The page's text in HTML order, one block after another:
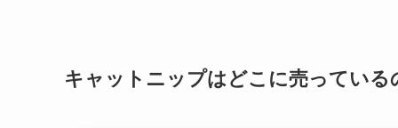
キャットニップはどこに売っている